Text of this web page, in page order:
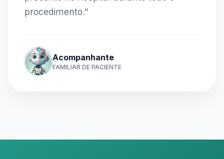
procedimento."
Acompanhante
FAMILIAR DE PACIENTE